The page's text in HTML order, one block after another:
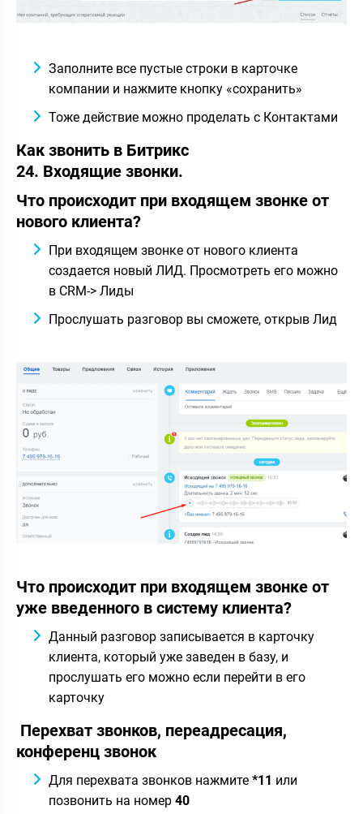
Заполните все пустые строки в карточке
компании и нажмите кнопку «сохранить»
Тоже действие можно проделать с Контактами
Как звонить в Битрикс
24. Входящие звонки.
Что происходит при входящем звонке от
нового клиента?
При входящем звонке от нового клиента
создается новый ЛИД. Просмотреть его можно
в CRM-> Лиды
Прослушать разговор вы сможете, открыв Лид
Что происходит при входящем звонке от
уже введенного в систему клиента?
Данный разговор записывается в карточку
клиента, который уже заведен в базу, и
прослушать его можно если перейти в его
карточку
Перехват звонков, переадресация,
конференц звонок
Для перехвата звонков нажмите *11 или
позвонить на номер 40